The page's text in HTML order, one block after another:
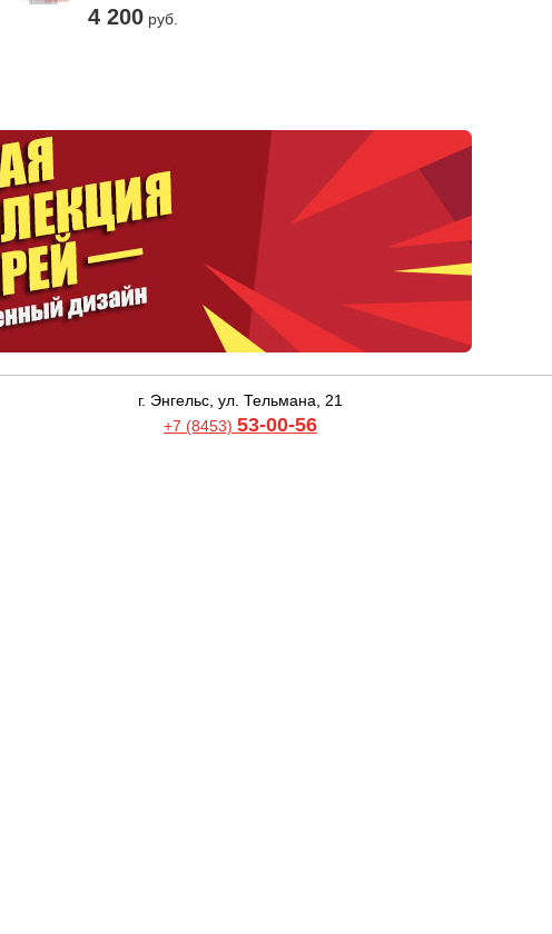
4 200 руб.
г. Энгельс, ул. Тельмана, 21
+7 (8453) 53-00-56